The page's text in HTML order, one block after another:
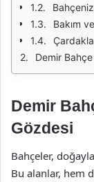
Bakım
Demir
Demir
Gözdesi
Bahçeler,
Bu alanlar, hem